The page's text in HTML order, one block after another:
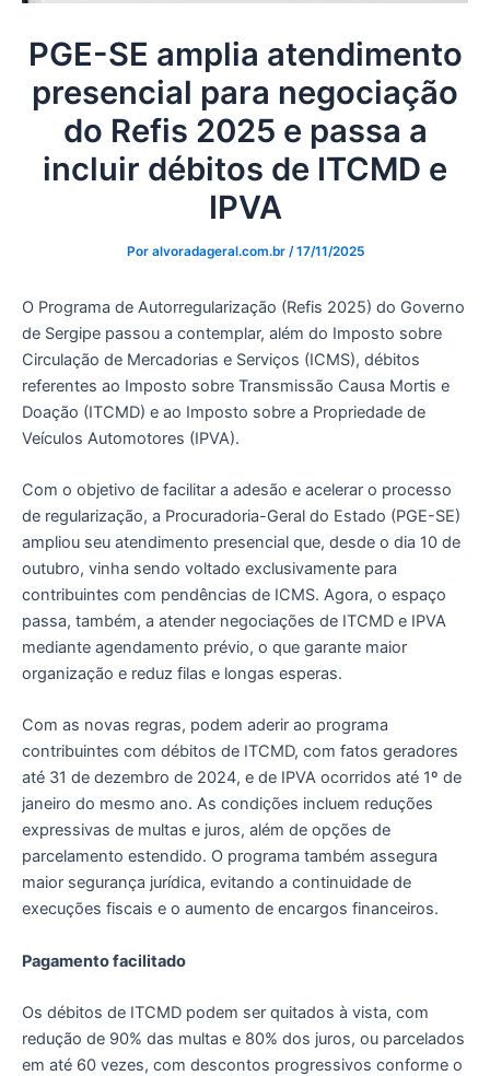
PGE-SE amplia atendimento
presencial para negociação
do Refis 2025 e passa a
incluir débitos de ITCMD e
IPVA
Por alvoradageral.com.br /17/11/2025
O Programa de Autorregularização (Refis 2025) do Governo
de Sergipe passou a contemplar, além do Imposto sobre
Circulação de Mercadorias e Serviços (ICMS), débitos
referentes ao Imposto sobre Transmissão Causa Mortis e
Doação (ITCMD) e ao Imposto sobre a Propriedade de
Veículos Automotores (IPVA).
Com o objetivo de facilitar a adesão e acelerar o processo
de regularização, a Procuradoria-Geral do Estado (PGE-SE)
ampliou seu atendimento presencial que, desde o dia 10 de
outubro, vinha sendo voltado exclusivamente para
contribuintes com pendências de ICMS. Agora, o espaço
passa, também, a atender negociações de ITCMD e IPVA
mediante agendamento prévio, o que garante maior
organização e reduz filas e longas esperas.
Com as novas regras, podem aderir ao programa
contribuintes com débitos de ITCMD, com fatos geradores
até 31 de dezembro de 2024, e de IPVA ocorridos até 1º de
janeiro do mesmo ano. As condições incluem reduções
expressivas de multas e juros, além de opções de
parcelamento estendido. O programa também assegura
maior segurança jurídica, evitando a continuidade de
execuções fiscais e o aumento de encargos financeiros.
Pagamento facilitado
Os débitos de ITCMD podem ser quitados à vista, com
redução de 90% das multas e 80% dos juros, ou parcelados
em até 60 vezes, com descontos progressivos conforme o